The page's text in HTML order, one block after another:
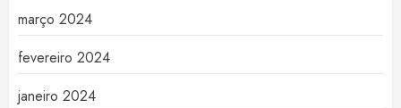
março 2024
fevereiro 2024
janeiro 2024